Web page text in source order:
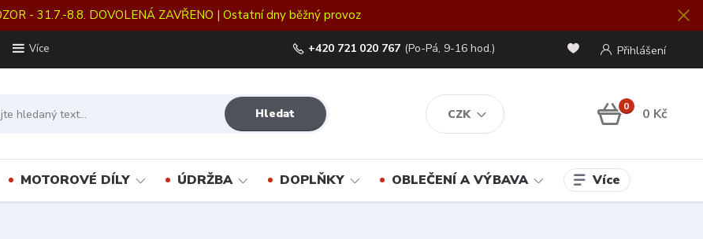
- 31.7.-8.8. DOVOLENÁ ZAVŘENO | Ostatní dny běžný provoz
Více
CZK
Přihlášení
Hledat
+420 721 020 767 (Po-Pá, 9-16 hod.)
0 0 Kč
MOTOROVÉ DÍLY ÚDRŽBA DOPLŇKY OBLEČENÍ A VÝBAVA Více